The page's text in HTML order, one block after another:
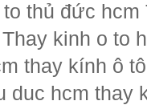
thủ đức
kinh o to
thay kính ô
duc hcm thay